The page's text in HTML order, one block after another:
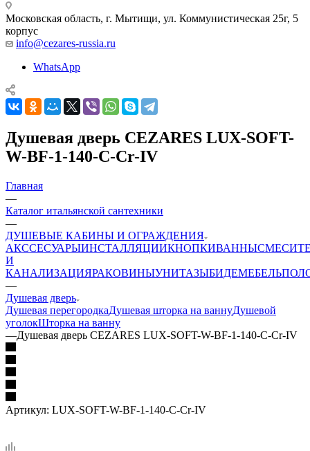
Московская область, г. Мытищи, ул. Коммунистическая 25г, 5
корпус
info@cezares-russia.ru
WhatsApp
Душевая дверь CEZARES LUX-SOFT-
W-BF-1-140-C-Cr-IV
Главная
—
Каталог итальянской сантехники
—
ДУШЕВЫЕ КАБИНЫ И ОГРАЖДЕНИЯ
АКССЕСУАРЫИНСТАЛЛЯЦИИКНОПКИВАННЫ
И
КАНАЛИЗАЦИЯРАКОВИНЫУНИТАЗЫБИДЕМЕБЕЛЬ
—
Душевая дверь
Душевая перегородкаДушевая шторка на ваннуДушевой
уголокШторка на ванну
—Душевая дверь CEZARES LUX-SOFT-W-BF-1-140-C-Cr-IV
Артикул: LUX-SOFT-W-BF-1-140-C-Cr-IV